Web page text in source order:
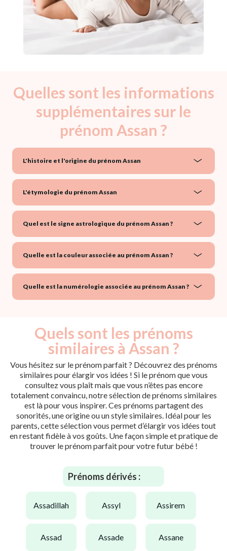
Quelles sont les informations
supplémentaires sur le
prénom Assan ?
L'histoire et l'origine du prénom Assan
L'étymologie du prénom Assan
Quel est le signe astrologique du prénom Assan ?
Quelle est la couleur associée au prénom Assan ?
Quelle est la numérologie associée au prénom Assan ?
Quels sont les prénoms
similaires à Assan ?
Vous hésitez sur le prénom parfait ? Découvrez des prénoms
similaires pour élargir vos idées ! Si le prénom que vous
consultez vous plaît mais que vous n’êtes pas encore
totalement convaincu, notre sélection de prénoms similaires
est là pour vous inspirer. Ces prénoms partagent des
sonorités, une origine ou un style similaires. Idéal pour les
parents, cette sélection vous permet d’élargir vos idées tout
en restant fidèle à vos goûts. Une façon simple et pratique de
trouver le prénom parfait pour votre futur bébé !
Prénoms dérivés :
assadillah assyl assirem
assad assade assane